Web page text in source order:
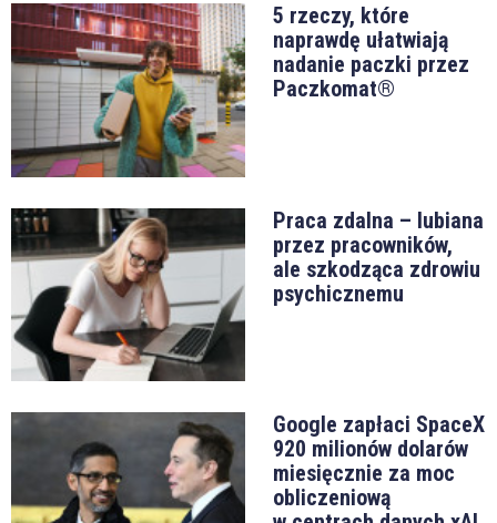
5 rzeczy, które
naprawdę ułatwiają
nadanie paczki przez
Paczkomat®
Praca zdalna – lubiana
przez pracowników,
ale szkodząca zdrowiu
psychicznemu
Google zapłaci SpaceX
920 milionów dolarów
miesięcznie za moc
obliczeniową